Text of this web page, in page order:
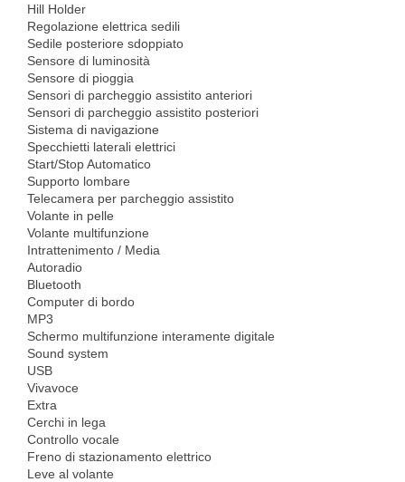
Hill Holder
Regolazione elettrica sedili
Sedile posteriore sdoppiato
Sensore di luminosità
Sensore di pioggia
Sensori di parcheggio assistito anteriori
Sensori di parcheggio assistito posteriori
Sistema di navigazione
Specchietti laterali elettrici
Start/Stop Automatico
Supporto lombare
Telecamera per parcheggio assistito
Volante in pelle
Volante multifunzione
Intrattenimento / Media
Autoradio
Bluetooth
Computer di bordo
MP3
Schermo multifunzione interamente digitale
Sound system
USB
Vivavoce
Extra
Cerchi in lega
Controllo vocale
Freno di stazionamento elettrico
Leve al volante